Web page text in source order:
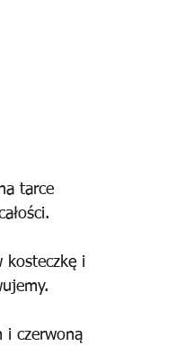
tarce
kosteczkę i
i czerwoną